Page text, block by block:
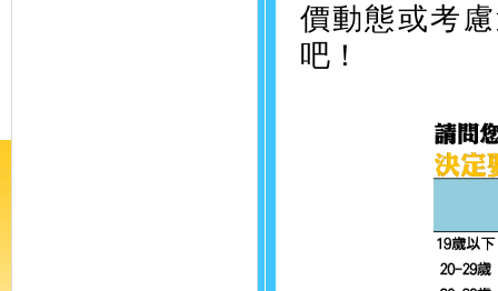
價動態或考
吧！